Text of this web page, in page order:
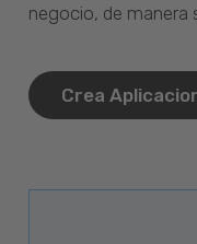
negocio, de manera
Crea